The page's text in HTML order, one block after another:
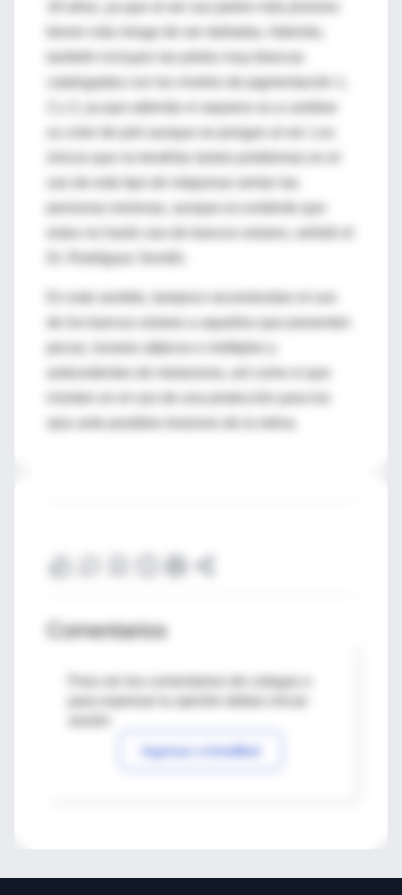
tienen más riesgo de ser dañadas. Además,
catalogadas con los niveles de pigmentación 1,
2 y 3, ya que además ni siquiera va a cambiar
su color de piel aunque se pongan al sol. Los
uso de este tipo de máquinas serían las
personas morenas, aunque es evidente que
Dr. Rodríguez Sendín.
En este sentido, tampoco recomiendan el uso
de los bancos solares a aquellos que presenten
Comentarios
Para ver los comentarios de colegas o
Ingresar a IntraMed